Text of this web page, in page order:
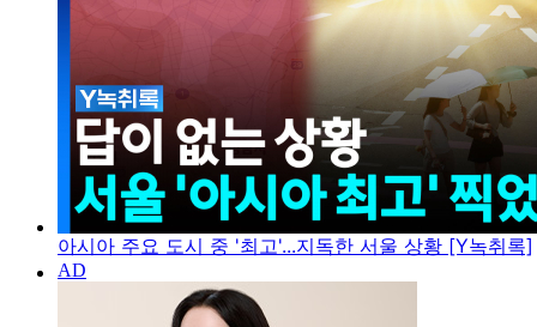
아시아 주요 도시 중 '최고'...지독한 서울 상황 [Y녹취록]